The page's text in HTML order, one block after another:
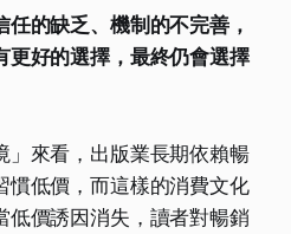
的缺乏、機制的不完善，
更好的選擇，最終仍會選擇
」來看，出版業長期依賴暢
慣低價，而這樣的消費文化
低價誘因消失，讀者對暢銷